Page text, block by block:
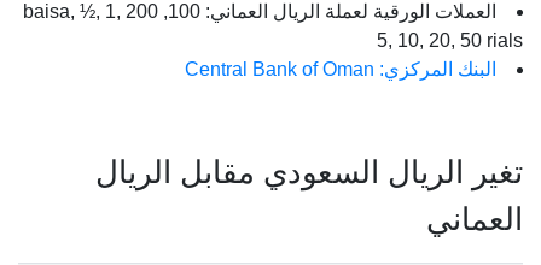
العملات الورقية لعملة الريال العماني: 100, 200 baisa, ½, 1,
5, 10, 20, 50 rials
البنك المركزي: Central Bank of Oman
تغير الريال السعودي مقابل الريال
العماني